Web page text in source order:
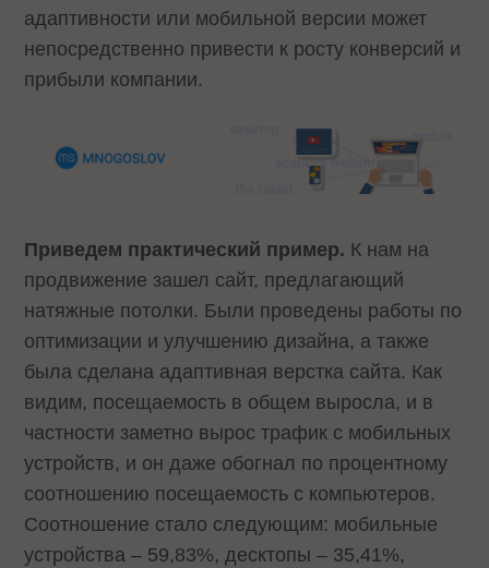
адаптивности или мобильной версии может
непосредственно привести к росту конверсий и
прибыли компании.
Приведем практический пример. К нам на
продвижение зашел сайт, предлагающий
натяжные потолки. Были проведены работы по
оптимизации и улучшению дизайна, а также
была сделана адаптивная верстка сайта. Как
видим, посещаемость в общем выросла, и в
частности заметно вырос трафик с мобильных
устройств, и он даже обогнал по процентному
соотношению посещаемость с компьютеров.
Соотношение стало следующим: мобильные
устройства – 59,83%, десктопы – 35,41%,